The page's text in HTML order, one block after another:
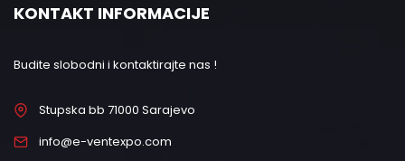
KONTAKT INFORMACIJE
Budite slobodni i kontaktirajte nas !
Stupska bb 71000 Sarajevo
info@e-ventexpo.com